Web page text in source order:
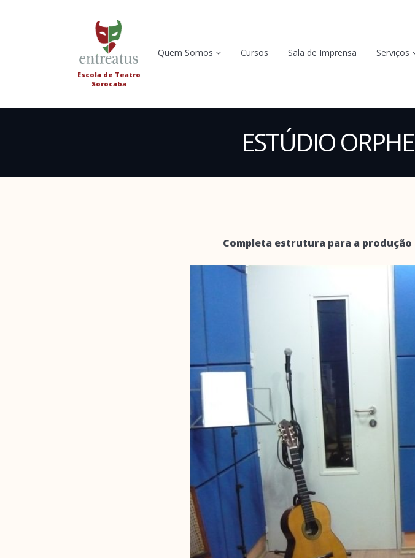
Escola de Teatro
Sorocaba
Quem Somos Cursos Sala de Imprensa Serviços
ESTÚDIO
Completa estrutura para a